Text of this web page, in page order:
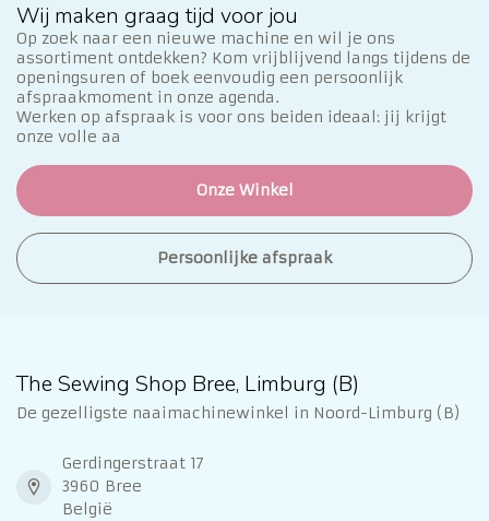
Wij maken graag tijd voor jou
Op zoek naar een nieuwe machine en wil je ons
assortiment ontdekken? Kom vrijblijvend langs tijdens de
openingsuren of boek eenvoudig een persoonlijk
afspraakmoment in onze agenda.
Werken op afspraak is voor ons beiden ideaal: jij krijgt
onze volle aa
Onze Winkel
Persoonlijke afspraak
The Sewing Shop Bree, Limburg (B)
De gezelligste naaimachinewinkel in Noord-Limburg (B)
Gerdingerstraat 17
3960 Bree
België